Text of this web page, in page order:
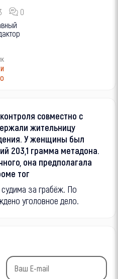
0
совместно с
жительницу
У женщины был
203,1 грамма метадона.
она предполагала
тог
за грабёж. По
уголовное дело.